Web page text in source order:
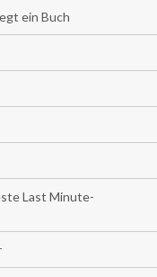
ein Buch
Last Minute-